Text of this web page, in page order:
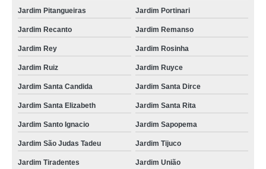
Jardim Pitangueiras Jardim Portinari
Jardim Recanto Jardim Remanso
Jardim Rey Jardim Rosinha
Jardim Ruiz Jardim Ruyce
Jardim Santa Candida Jardim Santa Dirce
Jardim Santa Elizabeth Jardim Santa Rita
Jardim Santo Ignacio Jardim Sapopema
Jardim São Judas Tadeu Jardim Tijuco
Jardim Tiradentes Jardim União